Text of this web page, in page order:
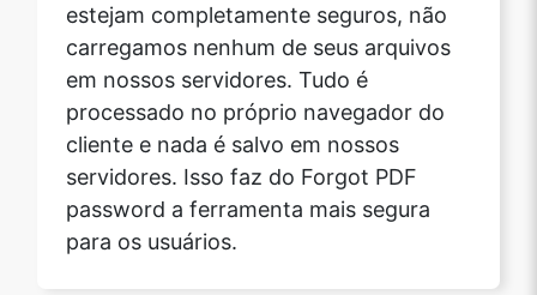
estejam completamente seguros, não
carregamos nenhum de seus arquivos
em nossos servidores. Tudo é
processado no próprio navegador do
cliente e nada é salvo em nossos
servidores. Isso faz do Forgot PDF
password a ferramenta mais segura
para os usuários.